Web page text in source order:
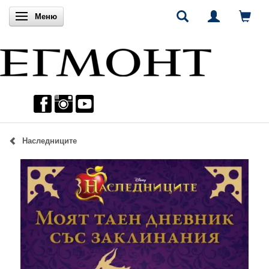
Включи навигацията
Меню
Наследниците